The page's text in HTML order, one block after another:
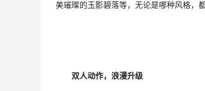
美璀璨的玉影碧落等，无论是哪种风格，
双人动作，浪漫升级